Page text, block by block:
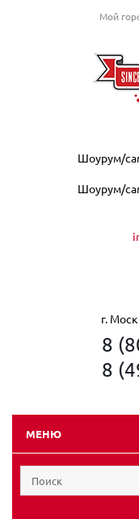
Мой
Шоурум/
Шоурум/
г.
8
8
МЕНЮ